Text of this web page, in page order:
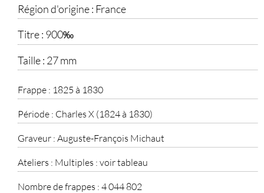
Région d'origine : France
Titre : 900‰
Taille : 27 mm
Frappe : 1825 à 1830
Période : Charles X (1824 à 1830)
Graveur : Auguste-François Michaut
Ateliers : Multiples : voir tableau
Nombre de frappes : 4 044 802